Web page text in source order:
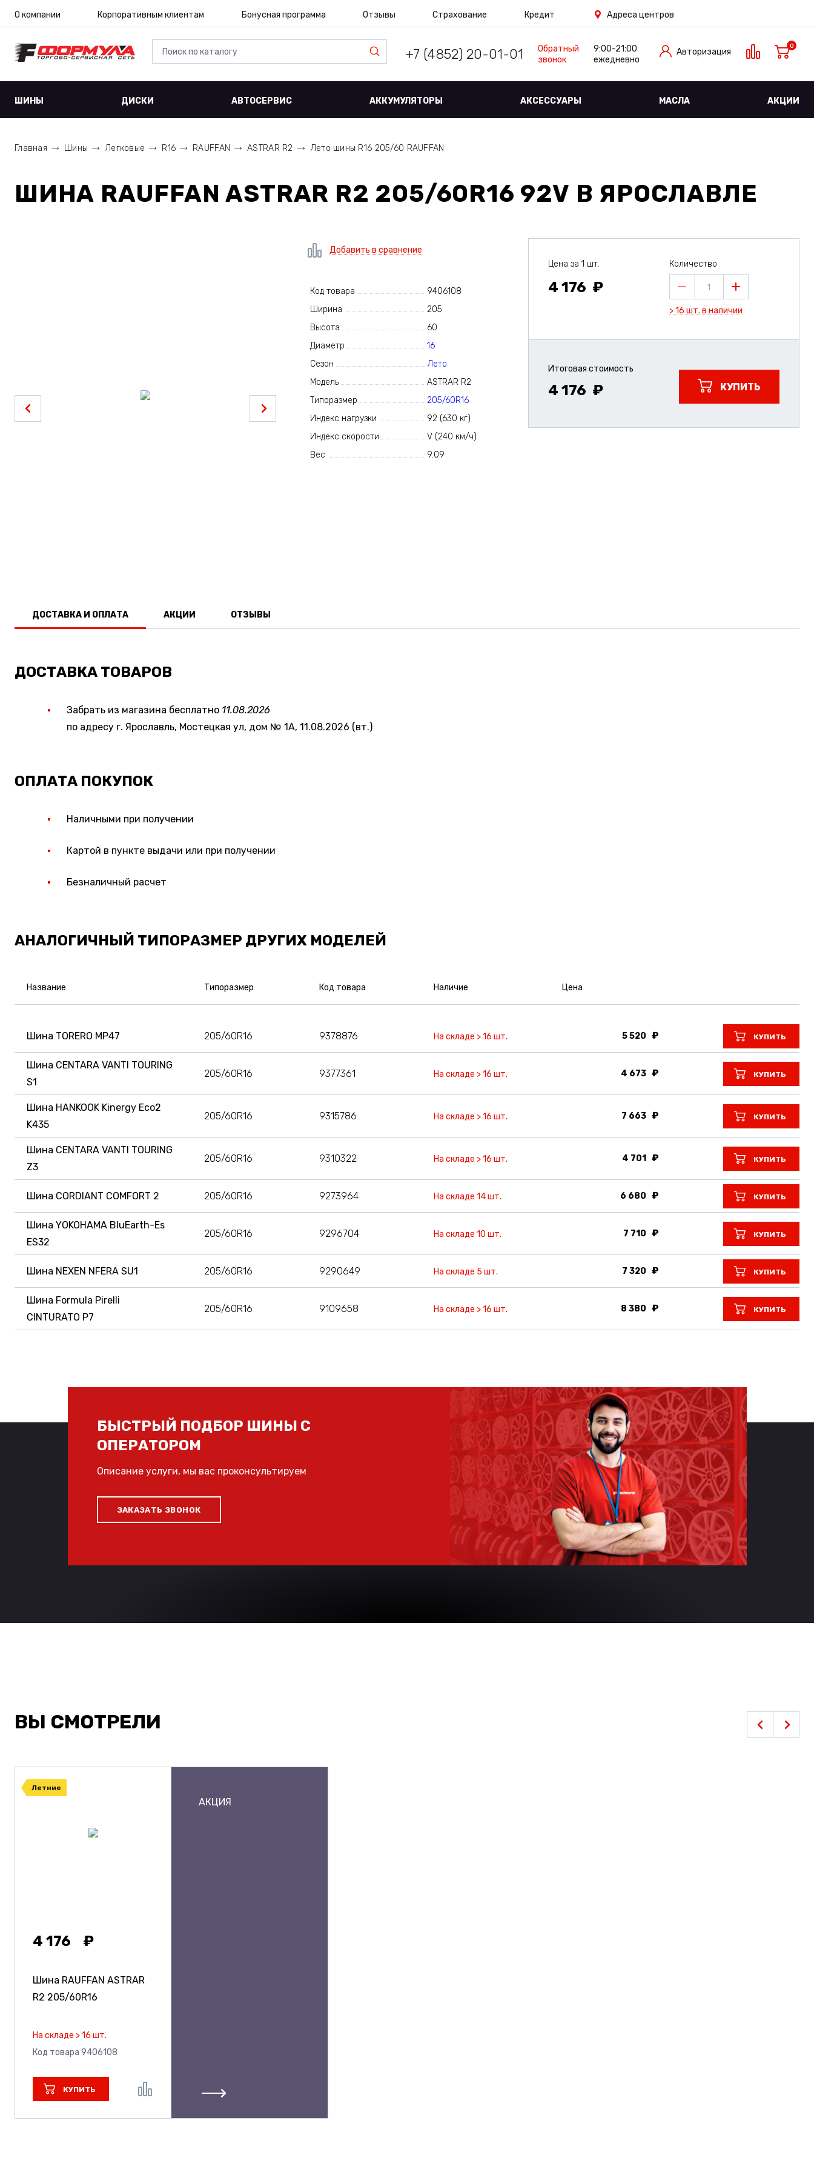
О компании Корпоративным клиентам Бонусная программа Отзывы Страхование Кредит Адреса центров
+7 (4852) 20-01-01
Обратный
звонок
9:00-21:00
ежедневно
Авторизация
0
ШИНЫ ДИСКИ АВТОСЕРВИС АККУМУЛЯТОРЫ АКСЕССУАРЫ МАСЛА АКЦИИ
Главная Шины Легковые R16 RAUFFAN ASTRAR R2 Лето шины R16 205/60 RAUFFAN
ШИНА RAUFFAN ASTRAR R2 205/60R16 92V В ЯРОСЛАВЛЕ
Добавить в сравнение
Код товара
9406108
Ширина
205
Высота
60
Диаметр
16
Сезон
Лето
Модель
ASTRAR R2
Типоразмер
205/60R16
Индекс нагрузки
92 (630 кг)
Индекс скорости
V (240 км/ч)
Вес
9.09
Цена за 1 шт.
4 176
Количество
1
> 16 шт. в наличии
Итоговая стоимость
4 176 КУПИТЬ
ДОСТАВКА И ОПЛАТА АКЦИИ ОТЗЫВЫ
ДОСТАВКА ТОВАРОВ
Забрать из магазина бесплатно 11.08.2026
по адресу г. Ярославль, Мостецкая ул, дом № 1А, 11.08.2026 (вт.)
ОПЛАТА ПОКУПОК
Наличными при получении
Картой в пункте выдачи или при получении
Безналичный расчет
АНАЛОГИЧНЫЙ ТИПОРАЗМЕР ДРУГИХ МОДЕЛЕЙ
Название Типоразмер Код товара Наличие Цена
Шина TORERO MP47 205/60R16 9378876 На складе > 16 шт. 5 520 КУПИТЬ
Шина CENTARA VANTI TOURING
S1
205/60R16 9377361 На складе > 16 шт. 4 673 КУПИТЬ
Шина HANKOOK Kinergy Eco2
K435
205/60R16 9315786 На складе > 16 шт. 7 663 КУПИТЬ
Шина CENTARA VANTI TOURING
Z3
205/60R16 9310322 На складе > 16 шт. 4 701 КУПИТЬ
Шина CORDIANT COMFORT 2 205/60R16 9273964 На складе 14 шт. 6 680 КУПИТЬ
Шина YOKOHAMA BluEarth-Es
ES32
205/60R16 9296704 На складе 10 шт. 7 710 КУПИТЬ
Шина NEXEN NFERA SU1 205/60R16 9290649 На складе 5 шт. 7 320 КУПИТЬ
Шина Formula Pirelli
CINTURATO P7
205/60R16 9109658 На складе > 16 шт. 8 380 КУПИТЬ
БЫСТРЫЙ ПОДБОР ШИНЫ С
ОПЕРАТОРОМ
Описание услуги, мы вас проконсультируем
ЗАКАЗАТЬ ЗВОНОК
ВЫ СМОТРЕЛИ
Летние
4 176
Шина RAUFFAN ASTRAR
R2 205/60R16
На складе > 16 шт.
Код товара 9406108
КУПИТЬ
АКЦИЯ